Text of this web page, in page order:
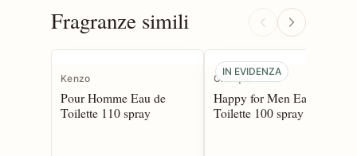
Fragranze simili
Kenzo
Pour Homme Eau de
Toilette 110 spray
IN EVIDENZA
Clinique
Happy for Men Eau de
Toilette 100 spray